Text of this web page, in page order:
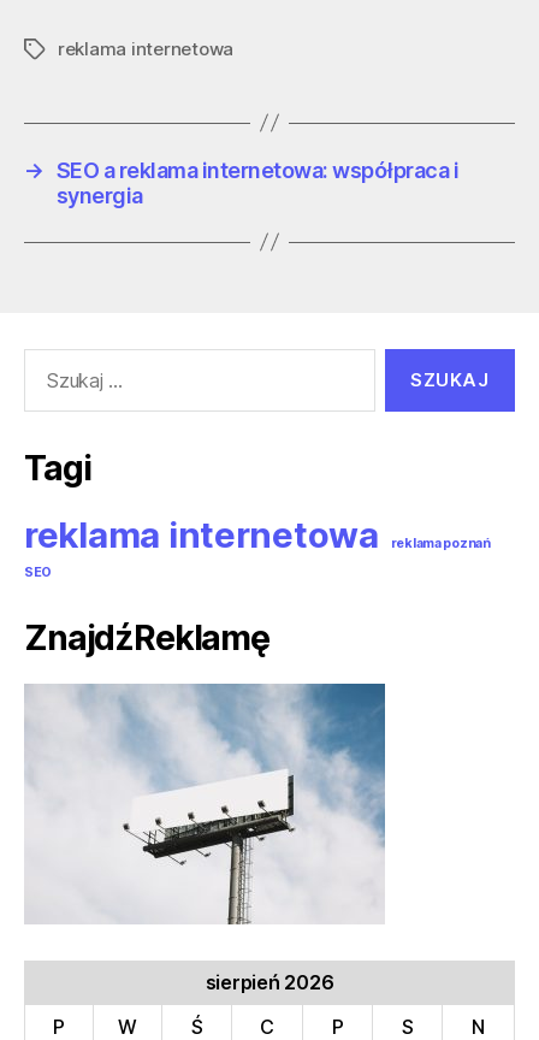
Tagireklama internetowa
→ SEO a reklama internetowa: współpraca i
synergia
Tagi
reklama internetowa
reklama poznań
SEO
ZnajdźReklamę
sierpień 2026
P
W Ś C P S N